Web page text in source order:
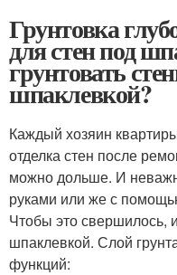
Грунтовка
для стен под
грунтовать
шпаклевкой?
Каждый хозяин
отделка стен после
можно дольше. И
руками или же с
Чтобы это свершилось,
шпаклевкой. Слой
функций: